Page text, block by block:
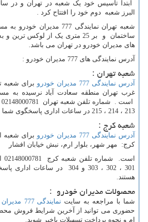
البرز شعبه دوم خود را افتتاح کرد .
ساختمان و بر 25 متری یک از لوکس
های مدیران خودرو در تهران می باشد.
آدرس نمایندگی های 777 مدیران خودرو :
شعبه تهران :
آدرس نمایندگی 777 مدیران خودرو
برای شعبه
غرب تهران منطقه سعادت آباد نرسیده به
213 ، 214 ، 215 در ساعات اداری پاسخگوی شما مشتریان هستند.
شعبه کرج :
آدرس نمایندگی 777 مدیران خودرو
برای شعبه
کرج: مهر شهر، بلوار ارم، نبش خیابان افشار
301 ، 302 ، 303 و 304 در
هستند.
محصولات مدیران خودرو :
شما با مراجعه به سایت نمایندگی 777 مدیران خودرو
حضوری می توانید از آخرین شرایط فروش
ام و نحوه پرداخت تسهیلات باخبر شوید.